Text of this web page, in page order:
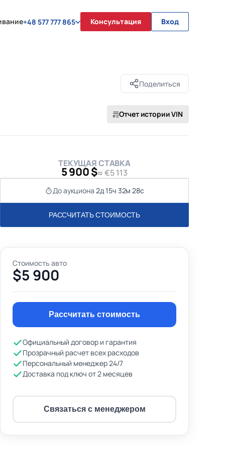
+48 577 777 865 Консультация Вход
Поделиться
Отчет истории VIN
ТЕКУЩАЯ СТАВКА
5 900 $≈ €5 113
До аукциона 2д 15ч 32м 28с
РАССЧИТАТЬ СТОИМОСТЬ
Стоимость авто
$5 900
Рассчитать стоимость
Официальный договор и гарантия
Прозрачный расчет всех расходов
Персональный менеджер 24/7
Доставка под ключ от 2 месяцев
Связаться с менеджером